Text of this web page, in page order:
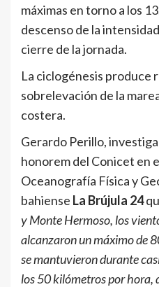
máximas en torno a los
descenso de la
cierre de la jornada.
La ciclogénesis produce
sobrelevación de la
costera.
Gerardo Perillo,
honorem del Conicet en
Oceanografía Física y
bahiense La Brújula 24
y Monte Hermoso, los
alcanzaron un máximo de
se mantuvieron durante
los 50 kilómetros por hora,